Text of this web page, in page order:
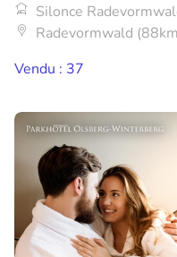
Silonce
Radevormwald
Vendu : 37